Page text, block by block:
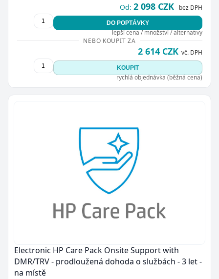
Od: 2 098 CZK bez DPH
DO POPTÁVKY
lepší cena / množství / alternativy
NEBO KOUPIT ZA
2 614 CZK vč. DPH
KOUPIT
rychlá objednávka (běžná cena)
Electronic HP Care Pack Onsite Support with
DMR/TRV - prodloužená dohoda o službách - 3 let -
na místě